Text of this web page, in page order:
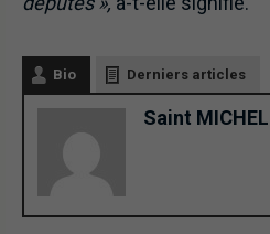
Bio Derniers articles
Saint MICHEL